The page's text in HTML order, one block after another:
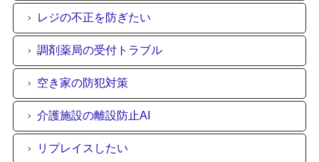
レジの不正を防ぎたい
調剤薬局の受付トラブル
空き家の防犯対策
介護施設の離設防止AI
リプレイスしたい